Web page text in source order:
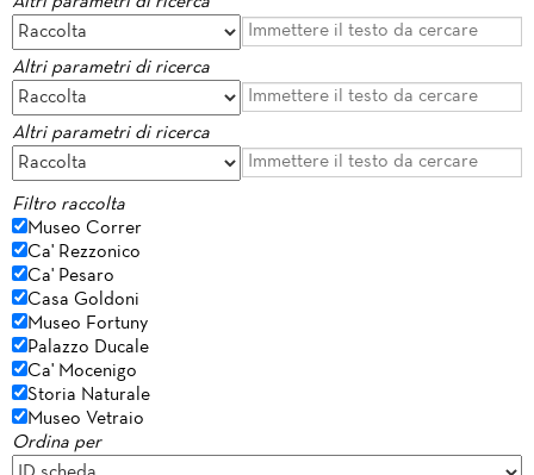
Altri parametri di ricerca
Altri parametri di ricerca
Filtro raccolta
Museo Correr
Ca' Rezzonico
Ca' Pesaro
Casa Goldoni
Museo Fortuny
Palazzo Ducale
Ca' Mocenigo
Storia Naturale
Museo Vetraio
Ordina per